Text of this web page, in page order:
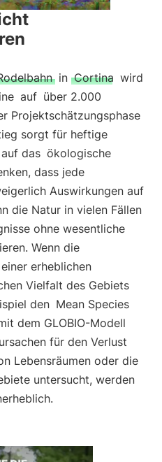
in Cortina wird
auf über 2.000
Projektschätzungsphase
sorgt für heftige
das ökologische
dass jede
Auswirkungen auf
die Natur in vielen Fällen
ohne wesentliche
Wenn die
erheblichen
Vielfalt des Gebiets
den Mean Species
dem GLOBIO-Modell
für den Verlust
Lebensräumen oder die
untersucht, werden